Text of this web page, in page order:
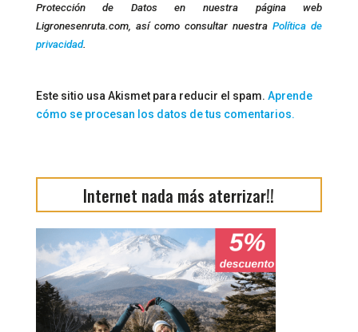
Protección de Datos en nuestra página web
Ligronesenruta.com, así como consultar nuestraPolítica de
privacidad.
Este sitio usa Akismet para reducir el spam. Aprende
cómo se procesan los datos de tus comentarios.
Internet nada más aterrizar!!